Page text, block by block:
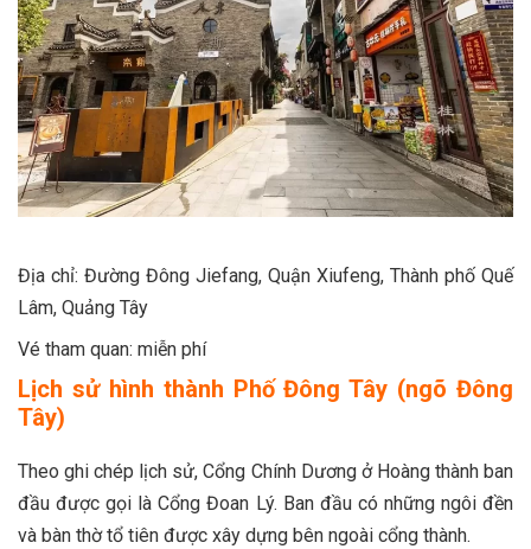
Địa chỉ: Đường Đông Jiefang, Quận Xiufeng, Thành phố Quế
Lâm, Quảng Tây
Vé tham quan: miễn phí
Lịch sử hình thành Phố Đông Tây (ngõ Đông
Tây)
Theo ghi chép lịch sử, Cổng Chính Dương ở Hoàng thành ban
đầu được gọi là Cổng Đoan Lý. Ban đầu có những ngôi đền
và bàn thờ tổ tiên được xây dựng bên ngoài cổng thành.